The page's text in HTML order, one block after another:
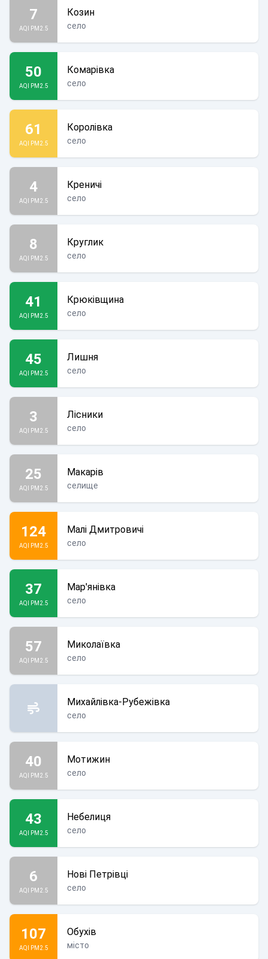
7
AQI PM2.5
Козин
село
50
AQI PM2.5
Комарівка
село
61
AQI PM2.5
Королівка
село
4
AQI PM2.5
Креничі
село
8
AQI PM2.5
Круглик
село
41
AQI PM2.5
Крюківщина
село
45
AQI PM2.5
Лишня
село
3
AQI PM2.5
Лісники
село
25
AQI PM2.5
Макарів
селище
124
AQI PM2.5
Малі Дмитровичі
село
37
AQI PM2.5
Мар'янівка
село
57
AQI PM2.5
Миколаївка
село
Михайлівка-Рубежівка
село
40
AQI PM2.5
Мотижин
село
43
AQI PM2.5
Небелиця
село
6
AQI PM2.5
Нові Петрівці
село
107
AQI PM2.5
Обухів
місто